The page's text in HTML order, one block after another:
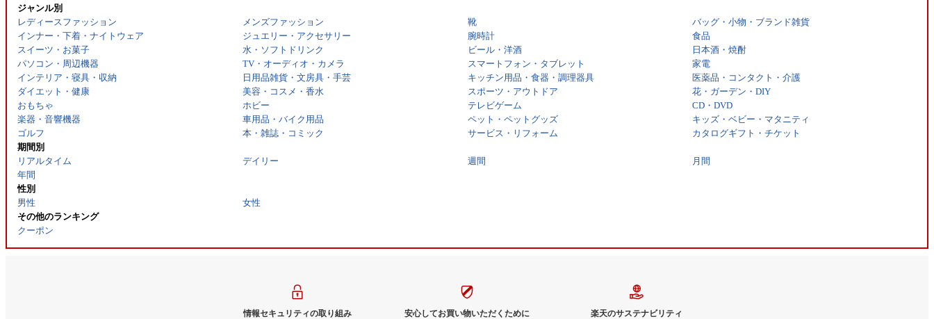
ジャンル別
レディースファッション
メンズファッション 靴
バッグ・小物・ブランド雑貨
インナー・下着・ナイトウェア
ジュエリー・アクセサリー 腕時計
食品
スイーツ・お菓子
水・ソフトドリンク ビール・洋酒
日本酒・焼酎
パソコン・周辺機器
TV・オーディオ・カメラ スマートフォン・タブレット
家電
インテリア・寝具・収納
日用品雑貨・文房具・手芸 キッチン用品・食器・調理器具
医薬品・コンタクト・介護
ダイエット・健康
美容・コスメ・香水 スポーツ・アウトドア
花・ガーデン・DIY
おもちゃ
ホビー テレビゲーム
CD・DVD
楽器・音響機器
車用品・バイク用品 ペット・ペットグッズ
キッズ・ベビー・マタニティ
ゴルフ
本・雑誌・コミック サービス・リフォーム
カタログギフト・チケット
期間別
リアルタイム
デイリー 週間
月間
年間
性別
男性
女性
その他のランキング
クーポン
情報セキュリティの取り組み 安心してお買い物いただくために 楽天のサステナビリティ